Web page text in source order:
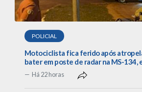
POLICIAL
Motociclista fica ferido após
bater em poste de radar na MS-134,
Há 22 horas